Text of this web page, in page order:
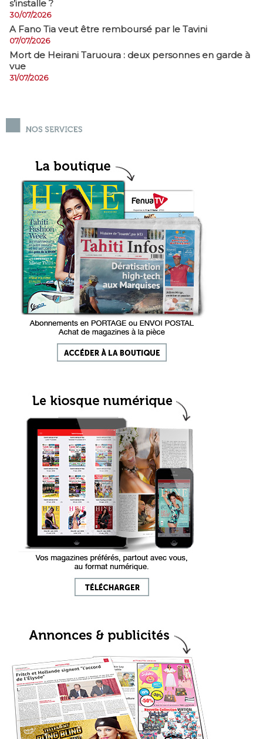
s’installe ?
30/07/2026
A Fano Tia veut être remboursé par le Tavini
07/07/2026
Mort de Heirani Taruoura : deux personnes en garde à
vue
31/07/2026